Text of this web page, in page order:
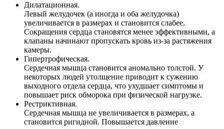
Дилатационная.
Левый желудочек (а иногда и оба желудочка)
увеличивается в размерах и становится слабее.
Сокращения сердца становятся менее эффективными, а
клапаны начинают пропускать кровь из-за растяжения
камеры.
Гипертрофическая.
Сердечная мышца становится аномально толстой. У
некоторых людей утолщение приводит к сужению
выходного отдела сердца, что ухудшает симптомы и
повышает риск обморока при физической нагрузке.
Рестриктивная.
Сердечная мышца не увеличивается в размерах, а
становится ригидной. Повышается давление